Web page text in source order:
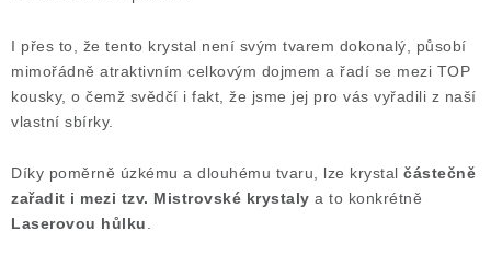
I přes to, že tento krystal není svým tvarem dokonalý, působí
mimořádně atraktivním celkovým dojmem a řadí se mezi TOP
kousky, o čemž svědčí i fakt, že jsme jej pro vás vyřadili z naší
vlastní sbírky.
Díky poměrně úzkému a dlouhému tvaru, lze krystal částečně
zařadit i mezi tzv. Mistrovské krystaly a to konkrétně
Laserovou hůlku